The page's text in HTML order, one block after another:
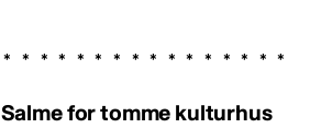
Salme for tomme kulturhus